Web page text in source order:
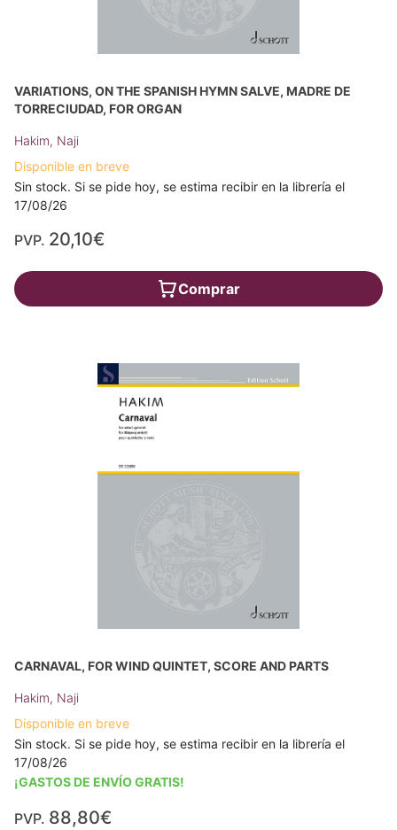
VARIATIONS, ON THE SPANISH HYMN SALVE, MADRE DE
TORRECIUDAD, FOR ORGAN
Hakim, Naji
Disponible en breve
Sin stock. Si se pide hoy, se estima recibir en la librería el
17/08/26
PVP. 20,10€
Comprar
CARNAVAL, FOR WIND QUINTET, SCORE AND PARTS
Hakim, Naji
Disponible en breve
Sin stock. Si se pide hoy, se estima recibir en la librería el
17/08/26
¡GASTOS DE ENVÍO GRATIS!
PVP. 88,80€